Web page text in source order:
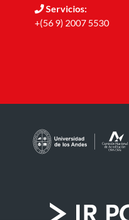
Servicios:
+(56 9) 2007 5530